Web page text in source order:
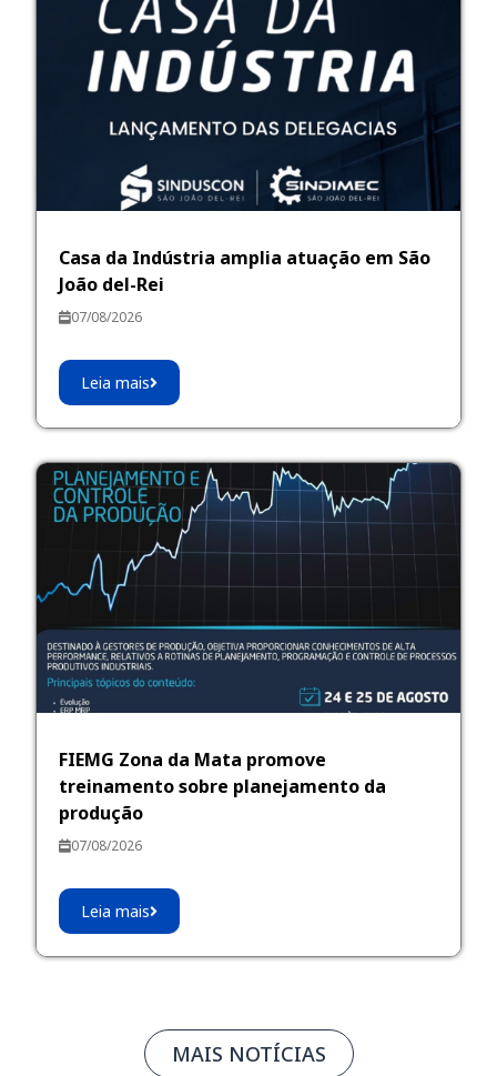
Casa da Indústria amplia atuação em São
João del-Rei
07/08/2026
Leia mais
FIEMG Zona da Mata promove
treinamento sobre planejamento da
produção
07/08/2026
Leia mais
MAIS NOTÍCIAS